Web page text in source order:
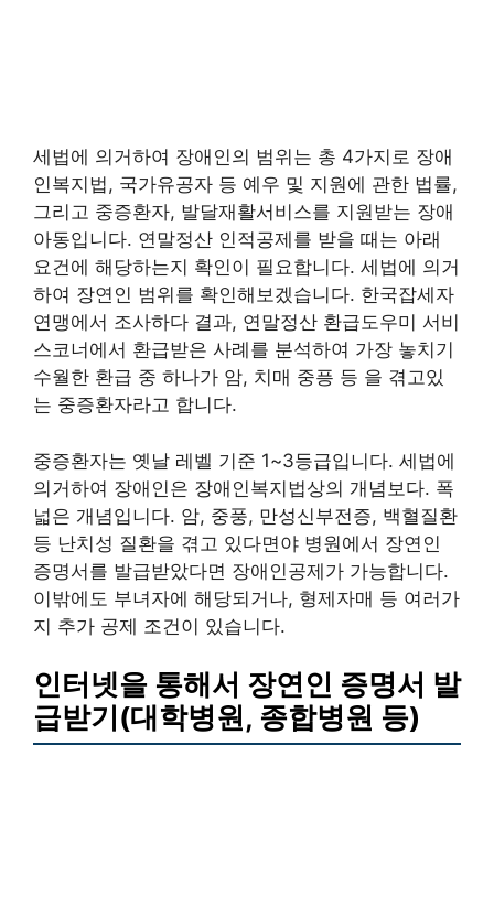
세법에 의거하여 장애인의 범위는 총 4가지로 장애
인복지법, 국가유공자 등 예우 및 지원에 관한 법률,
그리고 중증환자, 발달재활서비스를 지원받는 장애
아동입니다. 연말정산 인적공제를 받을 때는 아래
요건에 해당하는지 확인이 필요합니다. 세법에 의거
하여 장연인 범위를 확인해보겠습니다. 한국잡세자
연맹에서 조사하다 결과, 연말정산 환급도우미 서비
스코너에서 환급받은 사례를 분석하여 가장 놓치기
수월한 환급 중 하나가 암, 치매 중픙 등 을 겪고있
는 중증환자라고 합니다.
중증환자는 옛날 레벨 기준 1~3등급입니다. 세법에
의거하여 장애인은 장애인복지법상의 개념보다. 폭
넓은 개념입니다. 암, 중풍, 만성신부전증, 백혈질환
등 난치성 질환을 겪고 있다면야 병원에서 장연인
증명서를 발급받았다면 장애인공제가 가능합니다.
이밖에도 부녀자에 해당되거나, 형제자매 등 여러가
지 추가 공제 조건이 있습니다.
인터넷을 통해서 장연인 증명서 발
급받기(대학병원, 종합병원 등)